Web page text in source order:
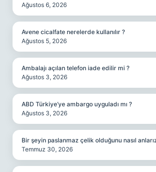
Ağustos 6, 2026
Avene cicalfate nerelerde kullanılır ?
Ağustos 5, 2026
Ambalajı açılan telefon iade edilir mi ?
Ağustos 3, 2026
ABD Türkiye’ye ambargo uyguladı mı ?
Ağustos 3, 2026
Bir şeyin paslanmaz çelik olduğunu nasıl
Temmuz 30, 2026